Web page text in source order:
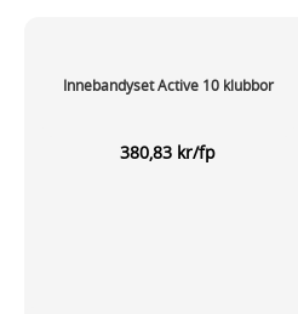
Innebandyset Active 10 klubbor
380,83 kr/fp